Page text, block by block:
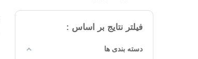
فیلتر نتایج بر اساس :
دسته بندی ها